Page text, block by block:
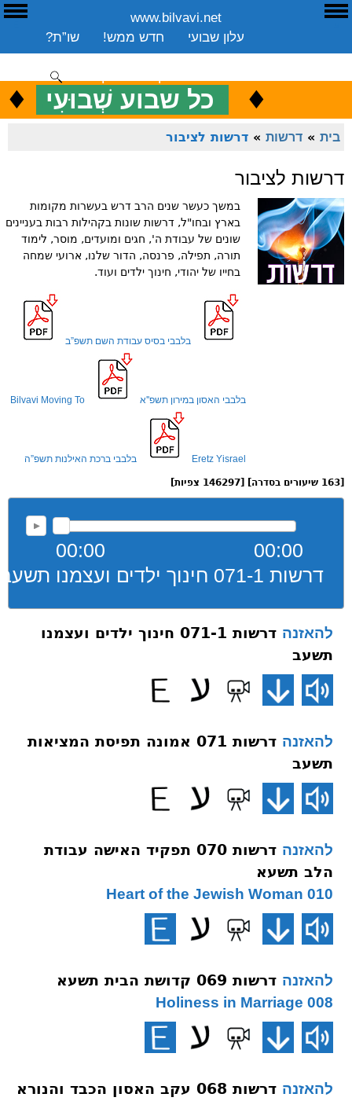
www.bilvavi.net
שו”ת?
חדש ממש!
עלון שבועי
שיעורים שבועי
ספרים
ארכיון
סקירה כללית
ENGLISH ♦ כל שבוע שְׁבוּעִי ♦
בית » דרשות » דרשות לציבור
דרשות לציבור
במשך כעשר שנים הרב דרש בעשרות מקומות
בארץ ובחו"ל, דרשות שונות בקהילות רבות בעניינים
שונים של עבודת ה', חגים ומועדים, מוסר, לימוד
תורה, תפילה, פרנסה, הדור שלנו, ארועי שמחה
בחייו של יהודי, חינוך ילדים ועוד.
בלבבי בסיס עבודת השם תשפ”ב
בלבבי האסון במירון תשפ''א Bilvavi Moving To
Eretz Yisrael בלבבי ברכת האילנות תשפ”ה
00:00
00:00
דרשות 071-1 חינוך ילדים ועצמנו תשעב
להאזנה
דרשות 071-1 חינוך ילדים ועצמנו
תשעב
להאזנה
דרשות 071 אמונה תפיסת המציאות
תשעב
להאזנה
דרשות 070 תפקיד האישה עבודת
הלב תשעא
010 Heart of the Jewish Woman
להאזנה דרשות 069 קדושת הבית תשעא
008 Holiness in Marriage
להאזנה
דרשות 068 עקב האסון הכבד והנורא